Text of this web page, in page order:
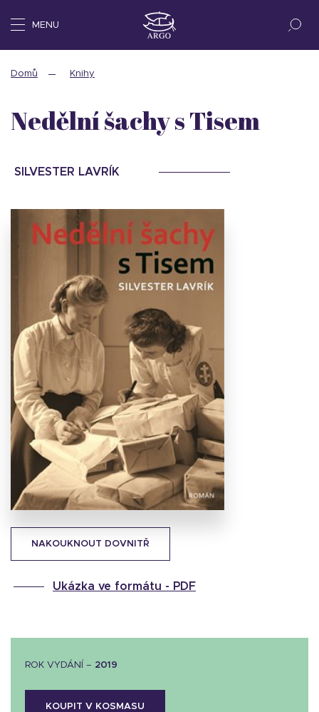
MENU
Domů Knihy
NAKOUKNOUT DOVNITŘ
Ukázka ve formátu - PDF
Nedělní šachy s Tisem
SILVESTER LAVRÍK
ROK VYDÁNÍ – 2019
KOUPIT V KOSMASU